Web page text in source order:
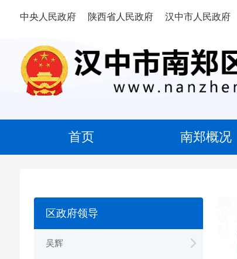
中央人民政府 陕西省人民政府 汉中市人民政府
首页 南郑概况
区政府领导
吴辉